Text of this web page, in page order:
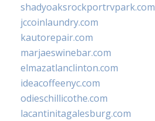
shadyoaksrockportrvpark.com
jccoinlaundry.com
kautorepair.com
marjaeswinebar.com
elmazatlanclinton.com
ideacoffeenyc.com
odieschillicothe.com
lacantinitagalesburg.com